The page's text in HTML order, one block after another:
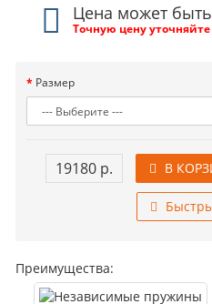
Цена может
Точную цену
Размер
19180 р. В
Преимущества: